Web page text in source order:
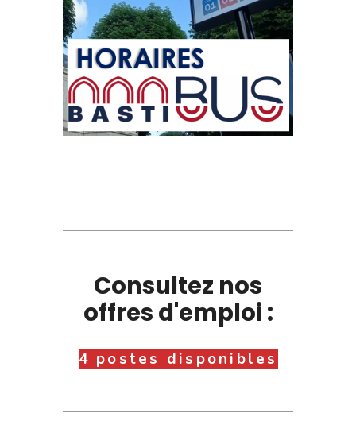
Consultez nos
offres d'emploi :
4 postes disponibles